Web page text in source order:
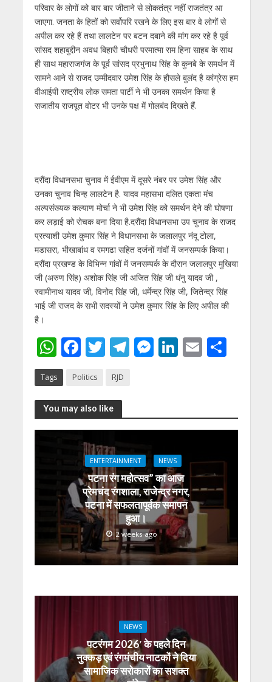
परिवार के लोगों को बार बार जीताने से लोकतंत्र नहीं राजतंत्र आ
जाएगा. जनता के हितों को सर्वोपरि रखने के लिए इस बार वे लोगों से
अपील कर रहे हैं तथा लालटेन पर बटन दबाने की मांग कर रहे है पूर्व
सांसद शहाबुद्दीन अवध बिहारी चौधरी परमात्मा राम हिना साहब के साथ
ही साथ महाराजगंज के पूर्व सांसद प्रभुनाथ सिंह के कुनबे के समर्थन में
सामने आने से राजद उम्मीदवार उमेश सिंह के हौसले बुलंद है कांग्रेस हम
वीआईपी राष्ट्रीय लोक समता पार्टी ने भी उनका समर्थन किया है
सजातीय राजपूत वोटर भी उनके पक्ष में गोलबंद दिखते हैं.
दरौंदा विधानसभा चुनाव में ईवीएम में दूसरे नंबर पर उमेश सिंह और
उनका चुनाव चिन्ह लालटेन है. यादव महासभा दलित एकता मंच
अल्पसंख्यक कल्याण मोर्चा ने भी उमेश सिंह को समर्थन देने की घोषणा
कर लड़ाई को रोचक बना दिया है.दरौंदा विधानसभा उप चुनाव के राजद
प्रत्याशी उमेश कुमार सिंह ने विधानसभा के जलालपुर नंदू टोला,
मडासरा, भीखाबांध व रमगढा सहित दर्जनों गांवों में जनसम्पर्क किया।
दरौंदा प्रखण्ड के विभिन्न गांवों में जनसम्पर्क के दौरान जलालपुर मुखिया
जी (अरुण सिंह) अशोक सिंह जी अजित सिंह जी धंनु यादव जी ,
स्वामीनाथ यादव जी, विनोद सिंह जी, धर्मेन्द्र सिंह जी, जितेन्द्र सिंह
भाई जी राजद के सभी सदस्यों ने उमेश कुमार सिंह के लिए अपील की
है।
W
h
at
s
A
F
e
b
o
o
k
T
itt
er
T
a
M
n
er
Li
dI
E S
Tags Politics RJD
You may also like
ENTERTAINMENT NEWS
पटना रंग महोत्सव” का आज
प्रेमचंद रंगशाला, राजेन्द्र नगर,
पटना में सफलतापूर्वक समापन
हुआ।
2 weeks ago
NEWS
पटरंगम 2026′ के पहले दिन
नुक्कड़ एवं रंगमंचीय नाटकों ने दिया
सामाजिक सरोकारों का सशक्त